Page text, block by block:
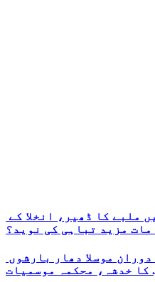
ملبے کا ڈھیر، انخلا کے
مزید تباہی کی نوید؟
موسلا دھار بارشوں
کا خدشہ، محکمہ موسمیات